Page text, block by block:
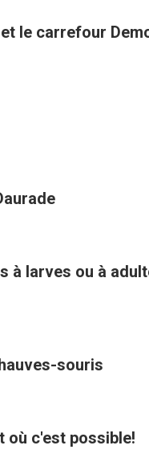
le carrefour
à larves ou à
souris
où c'est possible!